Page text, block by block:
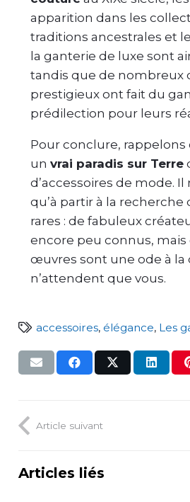
apparition dans les
traditions ancestrales et
la ganterie de luxe sont
tandis que de nombreux
prestigieux ont fait du
prédilection pour leurs
Pour conclure, rappelons
un vrai paradis sur Terre
d’accessoires de mode.
qu’à partir à la recherche
rares : de fabuleux
encore peu connus, mais
œuvres sont une ode à la
n’attendent que vous.
accessoires, élégance, Les
Article suivant
Articles liés